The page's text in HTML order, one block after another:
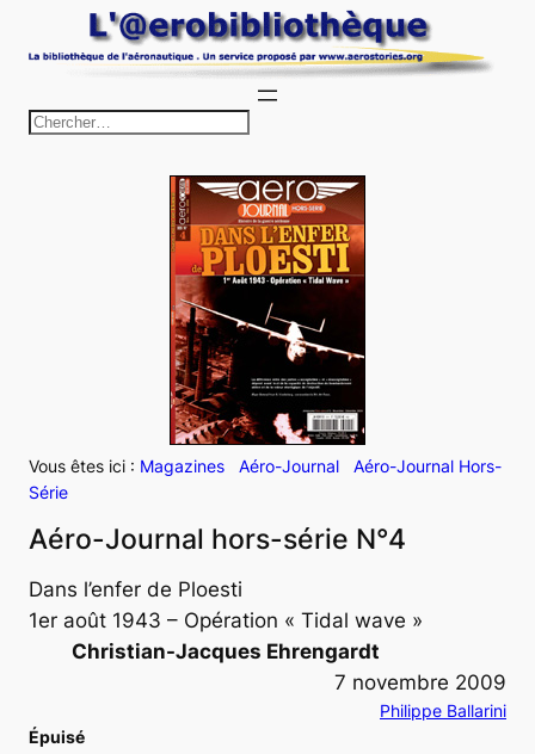
au
c
h
e
r
c
h
e
r
Vous êtes ici : Magazines Aéro-Journal
Aéro-Journal Hors-
Série
Aéro-Journal hors-série N°4
Dans l’enfer de Ploesti
1er août 1943 – Opération « Tidal wave »
Christian-Jacques Ehrengardt
7 novembre 2009
Philippe Ballarini
Épuisé